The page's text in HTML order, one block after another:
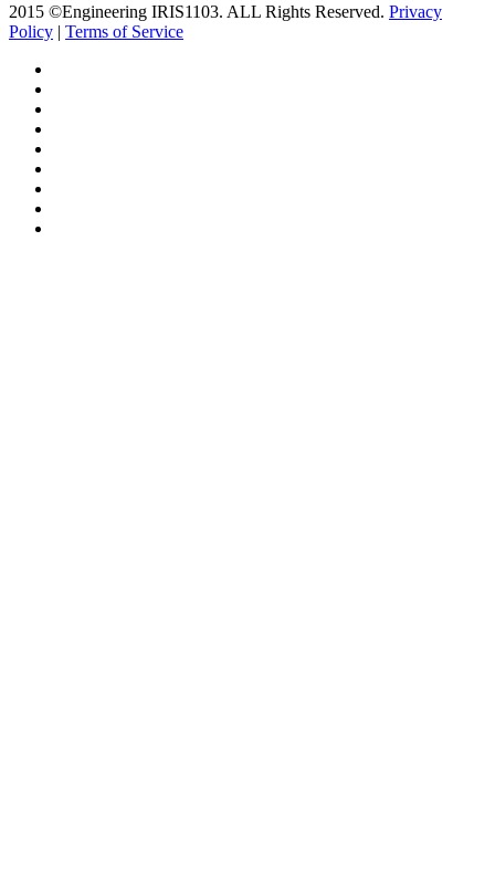
2015 ©Engineering IRIS1103. ALL Rights Reserved. Privacy
Policy | Terms of Service